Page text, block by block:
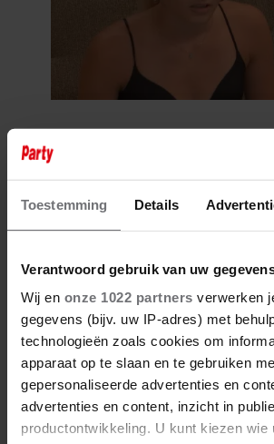
Toestemming Details
Verantwoord gebruik van uw
Wij en onze 1022 partners verwerken
gegevens (bijv. uw IP-adres) met
technologieën zoals cookies om
apparaat op te slaan en te gebruiken
gepersonaliseerde advertenties en
advertenties en content, inzicht in
productontwikkeling. U kunt kiezen wie
6 augustus 2026
JADE ANNA